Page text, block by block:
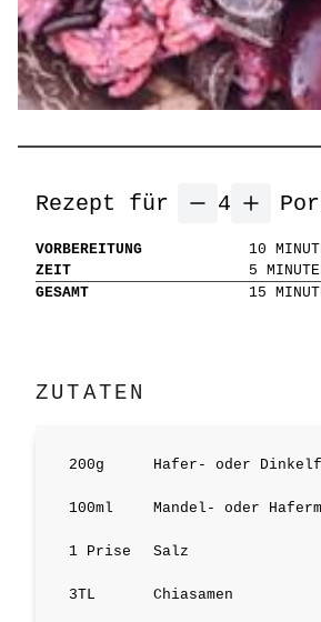
Rezept für 4
VORBEREITUNG 10
ZEIT
5
GESAMT
15
ZUTATEN
200g Hafer- oder
100ml Mandel- oder
1 Prise Salz
3TL Chiasamen